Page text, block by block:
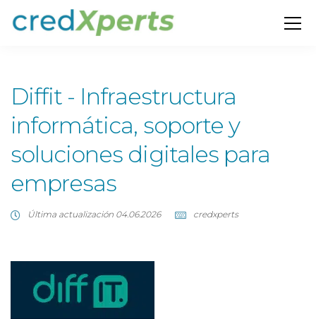
Diffit - Infraestructura
informática, soporte y
soluciones digitales para
empresas
Última actualización 04.06.2026 credxperts